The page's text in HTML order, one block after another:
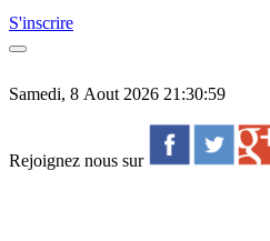
S'inscrire
Samedi, 8 Aout 2026 21:30:59
Rejoignez nous sur